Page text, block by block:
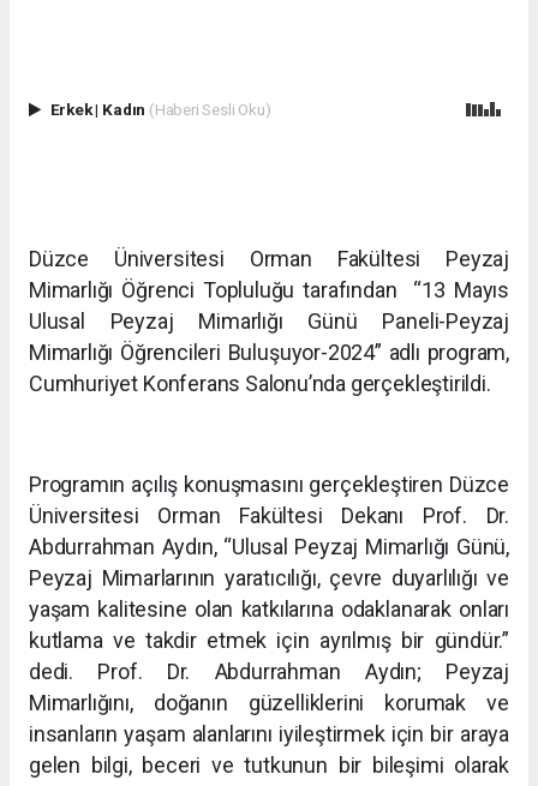
Erkek| Kadın (Haberi Sesli Oku)
Düzce Üniversitesi Orman Fakültesi Peyzaj
Mimarlığı Öğrenci Topluluğu tarafından “13 Mayıs
Ulusal Peyzaj Mimarlığı Günü Paneli-Peyzaj
Mimarlığı Öğrencileri Buluşuyor-2024” adlı program,
Cumhuriyet Konferans Salonu’nda gerçekleştirildi.
Programın açılış konuşmasını gerçekleştiren Düzce
Üniversitesi Orman Fakültesi Dekanı Prof. Dr.
Abdurrahman Aydın, “Ulusal Peyzaj Mimarlığı Günü,
Peyzaj Mimarlarının yaratıcılığı, çevre duyarlılığı ve
yaşam kalitesine olan katkılarına odaklanarak onları
kutlama ve takdir etmek için ayrılmış bir gündür.”
dedi. Prof. Dr. Abdurrahman Aydın; Peyzaj
Mimarlığını, doğanın güzelliklerini korumak ve
insanların yaşam alanlarını iyileştirmek için bir araya
gelen bilgi, beceri ve tutkunun bir bileşimi olarak